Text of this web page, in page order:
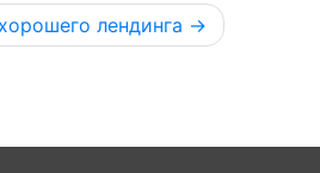
лендинга